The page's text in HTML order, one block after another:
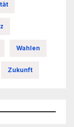
Wahlen
Zukunft